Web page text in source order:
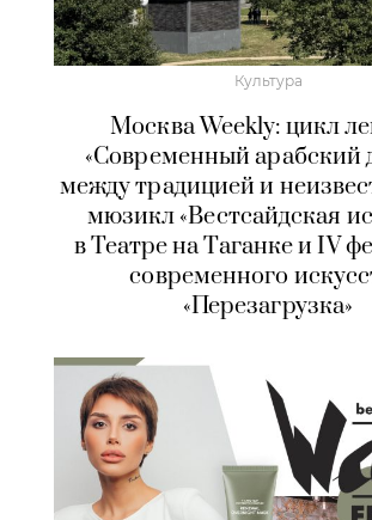
Культура
Москва Weekly: цикл
«Современный арабский
между традицией и
мюзикл «Вестсайдская
в Театре на Таганке и IV
современного
«Перезагрузка»